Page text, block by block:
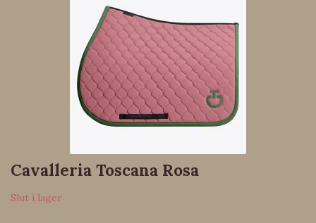
Cavalleria Toscana Rosa
Slut i lager